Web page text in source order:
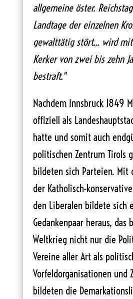
allgemeine öster.
Landtage der einzelnen
gewalttätig stört... wird
Kerker von zwei bis zehn
bestraft."
Nachdem Innsbruck 1849
offiziell als
hatte und somit auch
politischen Zentrum Tirols
bildeten sich Parteien. Mit
der Katholisch-
den Liberalen bildete sich
Gedankenpaar heraus, das
Weltkrieg nicht nur die
Vereine aller Art als
Vorfeldorganisationen und
bildeten die